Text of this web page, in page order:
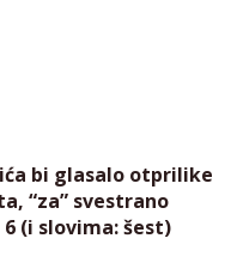
bi glasalo otprilike
“za” svestrano
(i slovima: šest)